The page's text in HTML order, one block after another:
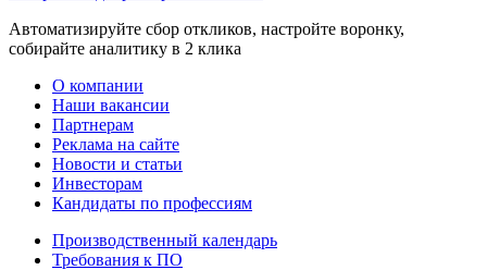
Автоматизируйте сбор откликов, настройте воронку,
собирайте аналитику в 2 клика
О компании
Наши вакансии
Партнерам
Реклама на сайте
Новости и статьи
Инвесторам
Кандидаты по профессиям
Производственный календарь
Требования к ПО